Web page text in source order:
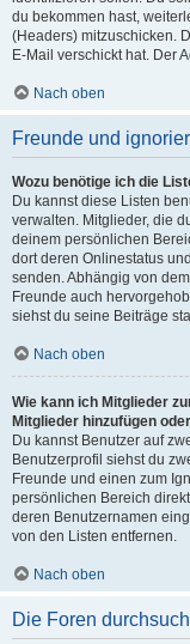
du bekommen hast,
(Headers) mitzuschicken.
E-Mail verschickt hat. Der
Nach oben
Freunde und
Wozu benötige ich die
Du kannst diese Listen
verwalten. Mitglieder, die
deinem persönlichen
dort deren Onlinestatus
senden. Abhängig von
Freunde auch
siehst du seine Beiträge
Nach oben
Wie kann ich Mitglieder
Mitglieder hinzufügen
Du kannst Benutzer auf
Benutzerprofil siehst du
Freunde und einen zum
persönlichen Bereich
deren Benutzernamen
von den Listen entfernen.
Nach oben
Die Foren